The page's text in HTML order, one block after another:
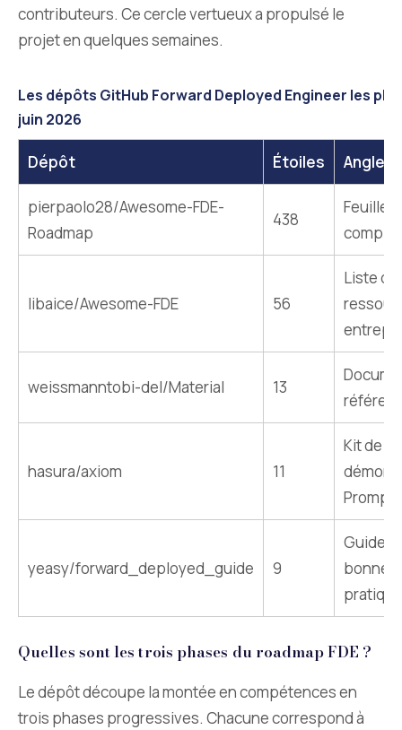
contributeurs. Ce cercle vertueux a propulsé le
projet en quelques semaines.
Les dépôts GitHub Forward Deployed Engineer les
juin 2026
Dépôt Étoiles Angle
pierpaolo28/Awesome-FDE-
Roadmap
438
Feuille
libaice/Awesome-FDE 56
Liste de
weissmanntobi-del/Material 13
hasura/axiom 11
Kit de
yeasy/forward_deployed_guide 9
Guide
bonnes
Quelles sont les trois phases du roadmap FDE ?
Le dépôt découpe la montée en compétences en
trois phases progressives. Chacune correspond à